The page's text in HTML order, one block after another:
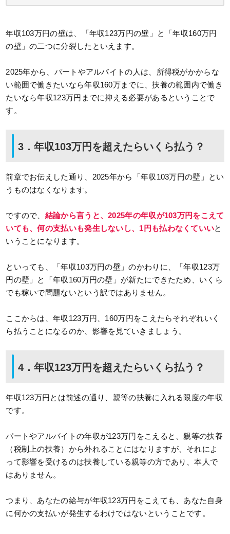
年収103万円の壁は、「年収123万円の壁」と「年収160万円
の壁」の二つに分裂したといえます。
2025年から、パートやアルバイトの人は、所得税がかからな
い範囲で働きたいなら年収160万までに、扶養の範囲内で働き
たいなら年収123万円までに抑える必要があるということで
す。
3．年収103万円を超えたらいくら払う？
前章でお伝えした通り、2025年から「年収103万円の壁」とい
うものはなくなります。
ですので、 結論から言うと、2025年の年収が103万円をこえて
いても、何の支払いも発生しないし、1円も払わなくていいと
いうことになります。
といっても、「年収103万円の壁」のかわりに、「年収123万
円の壁」と「年収160万円の壁」が新たにできたため、いくら
でも稼いで問題ないという訳ではありません。
ここからは、年収123万円、160万円をこえたらそれぞれいく
ら払うことになるのか、影響を見ていきましょう。
4．年収123万円を超えたらいくら払う？
年収123万円とは前述の通り、親等の扶養に入れる限度の年収
です。
パートやアルバイトの年収が123万円をこえると、親等の扶養
（税制上の扶養）から外れることにはなりますが、それによ
って影響を受けるのは扶養している親等の方であり、本人で
はありません。
つまり、あなたの給与が年収123万円をこえても、あなた自身
に何かの支払いが発生するわけではないということです。